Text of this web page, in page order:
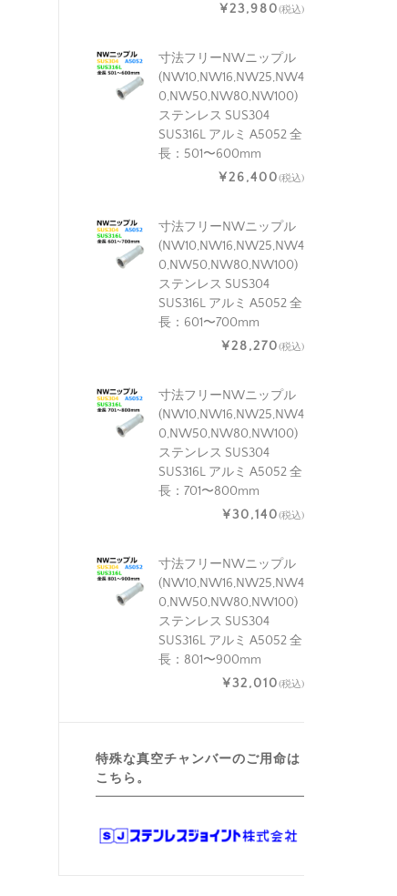
¥23,980(税込)
寸法フリーNWニップル
(NW10,NW16,NW25,NW4
0,NW50,NW80,NW100)
ステンレス SUS304
SUS316L アルミ A5052 全
長：501〜600mm
¥26,400(税込)
寸法フリーNWニップル
(NW10,NW16,NW25,NW4
0,NW50,NW80,NW100)
ステンレス SUS304
SUS316L アルミ A5052 全
長：601〜700mm
¥28,270(税込)
寸法フリーNWニップル
(NW10,NW16,NW25,NW4
0,NW50,NW80,NW100)
ステンレス SUS304
SUS316L アルミ A5052 全
長：701〜800mm
¥30,140(税込)
寸法フリーNWニップル
(NW10,NW16,NW25,NW4
0,NW50,NW80,NW100)
ステンレス SUS304
SUS316L アルミ A5052 全
長：801〜900mm
¥32,010(税込)
特殊な真空チャンバーのご用命は
こちら。